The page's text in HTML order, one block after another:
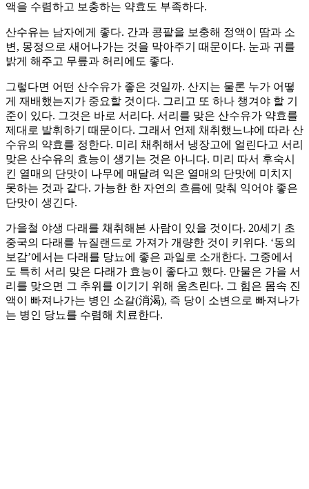
액을 수렴하고 보충하는 약효도 부족하다.
산수유는 남자에게 좋다. 간과 콩팥을 보충해 정액이 땀과 소
변, 몽정으로 새어나가는 것을 막아주기 때문이다. 눈과 귀를
밝게 해주고 무릎과 허리에도 좋다.
그렇다면 어떤 산수유가 좋은 것일까. 산지는 물론 누가 어떻
게 재배했는지가 중요할 것이다. 그리고 또 하나 챙겨야 할 기
준이 있다. 그것은 바로 서리다. 서리를 맞은 산수유가 약효를
제대로 발휘하기 때문이다. 그래서 언제 채취했느냐에 따라 산
수유의 약효를 정한다. 미리 채취해서 냉장고에 얼린다고 서리
맞은 산수유의 효능이 생기는 것은 아니다. 미리 따서 후숙시
킨 열매의 단맛이 나무에 매달려 익은 열매의 단맛에 미치지
못하는 것과 같다. 가능한 한 자연의 흐름에 맞춰 익어야 좋은
단맛이 생긴다.
가을철 야생 다래를 채취해본 사람이 있을 것이다. 20세기 초
중국의 다래를 뉴질랜드로 가져가 개량한 것이 키위다. ‘동의
보감’에서는 다래를 당뇨에 좋은 과일로 소개한다. 그중에서
도 특히 서리 맞은 다래가 효능이 좋다고 했다. 만물은 가을 서
리를 맞으면 그 추위를 이기기 위해 움츠린다. 그 힘은 몸속 진
액이 빠져나가는 병인 소갈(消渴), 즉 당이 소변으로 빠져나가
는 병인 당뇨를 수렴해 치료한다.